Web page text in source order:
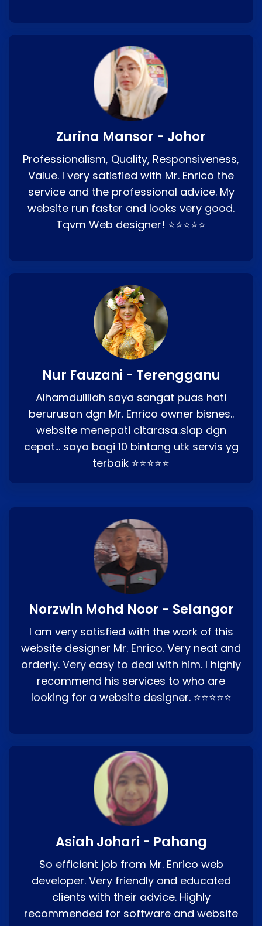
Zurina Mansor - Johor
Professionalism, Quality, Responsiveness,
Value. I very satisfied with Mr. Enrico the
service and the professional advice. My
website run faster and looks very good.
Tqvm Web designer! ⭐⭐⭐⭐⭐
Nur Fauzani - Terengganu
Alhamdulillah saya sangat puas hati
berurusan dgn Mr. Enrico owner bisnes..
website menepati citarasa..siap dgn
cepat… saya bagi 10 bintang utk servis yg
terbaik ⭐⭐⭐⭐⭐
Norzwin Mohd Noor - Selangor
I am very satisfied with the work of this
website designer Mr. Enrico. Very neat and
orderly. Very easy to deal with him. I highly
recommend his services to who are
looking for a website designer. ⭐⭐⭐⭐⭐
Asiah Johari - Pahang
So efficient job from Mr. Enrico web
developer. Very friendly and educated
clients with their advice. Highly
recommended for software and website